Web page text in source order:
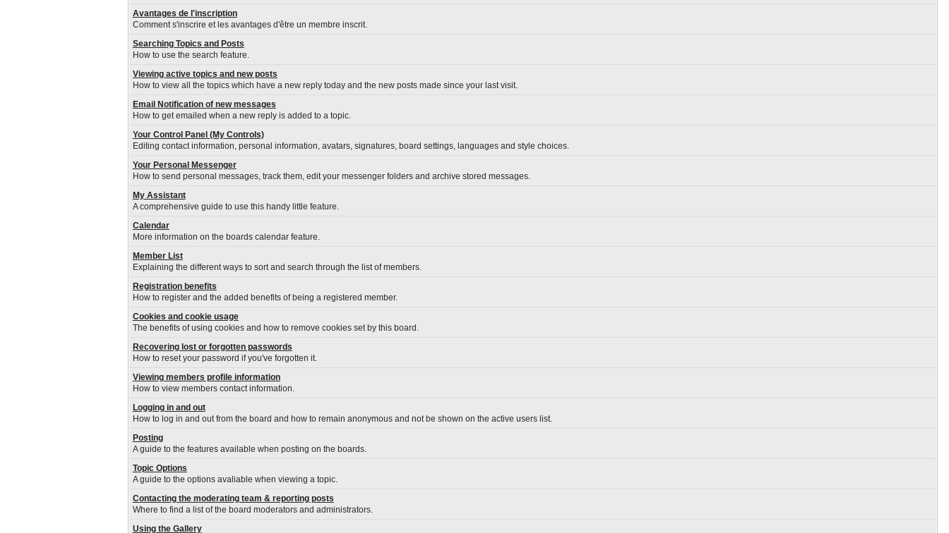
Avantages de l'inscription
Comment s'inscrire et les avantages d'être un membre inscrit.
Searching Topics and Posts
How to use the search feature.
Viewing active topics and new posts
How to view all the topics which have a new reply today and the new posts made since your last visit.
Email Notification of new messages
How to get emailed when a new reply is added to a topic.
Your Control Panel (My Controls)
Editing contact information, personal information, avatars, signatures, board settings, languages and style choices.
Your Personal Messenger
How to send personal messages, track them, edit your messenger folders and archive stored messages.
My Assistant
A comprehensive guide to use this handy little feature.
Calendar
More information on the boards calendar feature.
Member List
Explaining the different ways to sort and search through the list of members.
Registration benefits
How to register and the added benefits of being a registered member.
Cookies and cookie usage
The benefits of using cookies and how to remove cookies set by this board.
Recovering lost or forgotten passwords
How to reset your password if you've forgotten it.
Viewing members profile information
How to view members contact information.
Logging in and out
How to log in and out from the board and how to remain anonymous and not be shown on the active users list.
Posting
A guide to the features available when posting on the boards.
Topic Options
A guide to the options avaliable when viewing a topic.
Contacting the moderating team & reporting posts
Where to find a list of the board moderators and administrators.
Using the Gallery